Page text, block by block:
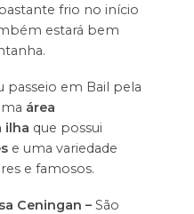
frio no início
estará bem
passeio em Bail pela
área
ilha que possui
e uma variedade
e famosos.
Ceningan – São